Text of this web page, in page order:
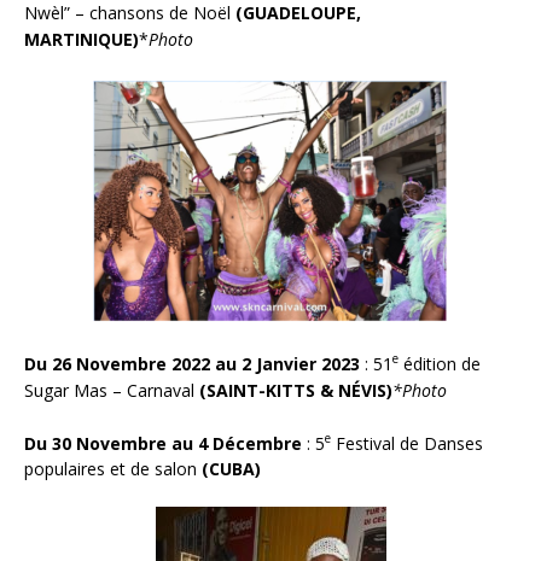
Nwèl” – chansons de Noël (GUADELOUPE,
MARTINIQUE)*Photo
Du 26 Novembre 2022 au 2 Janvier 2023 : 51 e édition de
Sugar Mas – Carnaval (SAINT-KITTS & NÉVIS)*Photo
Du 30 Novembre au 4 Décembre : 5e Festival de Danses
populaires et de salon (CUBA)